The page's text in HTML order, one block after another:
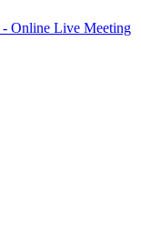
- Online Live Meeting